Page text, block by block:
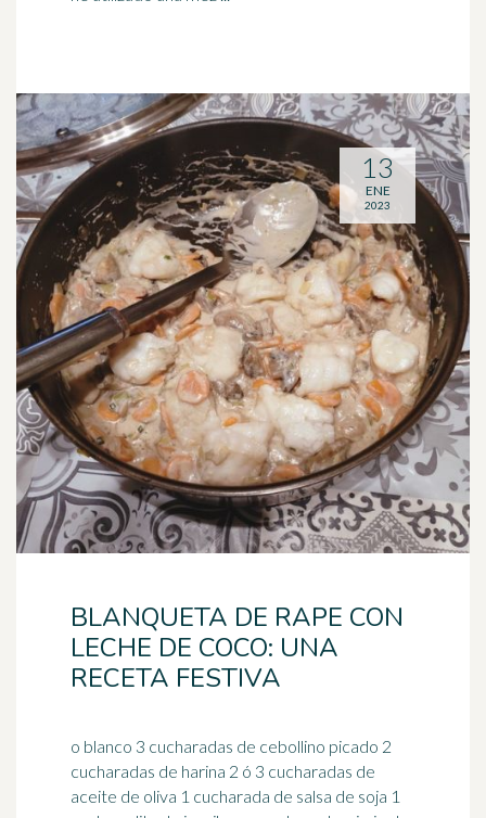
BLANQUETA DE RAPE CON
LECHE DE COCO: UNA
RECETA FESTIVA
o blanco 3 cucharadas de cebollino picado 2
cucharadas de harina 2 ó 3 cucharadas de
aceite de oliva 1 cucharada de salsa de soja 1
13
ENE
2023